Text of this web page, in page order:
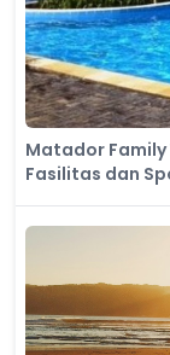
Matador Family
Fasilitas dan